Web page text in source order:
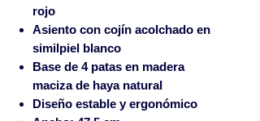
rojo
Asiento con cojín acolchado en
similpiel blanco
Base de 4 patas en madera
maciza de haya natural
Diseño estable y ergonómico